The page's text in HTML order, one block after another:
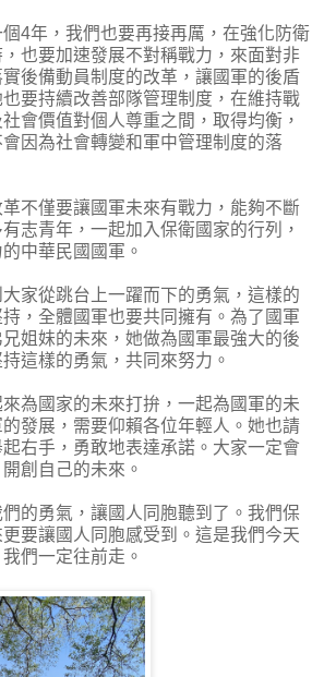
4年，我們也要再接再厲，在強化防衛
也要加速發展不對稱戰力，來面對非
後備動員制度的改革，讓國軍的後盾
要持續改善部隊管理制度，在維持戰
會價值對個人尊重之間，取得均衡，
因為社會轉變和軍中管理制度的落
不僅要讓國軍未來有戰力，能夠不斷
志青年，一起加入保衛國家的行列，
中華民國國軍。
家從跳台上一躍而下的勇氣，這樣的
，全體國軍也要共同擁有。為了國軍
姐妹的未來，她做為國軍最強大的後
這樣的勇氣，共同來努力。
為國家的未來打拚，一起為國軍的未
發展，需要仰賴各位年輕人。她也請
右手，勇敢地表達承諾。大家一定會
創自己的未來。
的勇氣，讓國人同胞聽到了。我們保
要讓國人同胞感受到。這是我們今天
們一定往前走。